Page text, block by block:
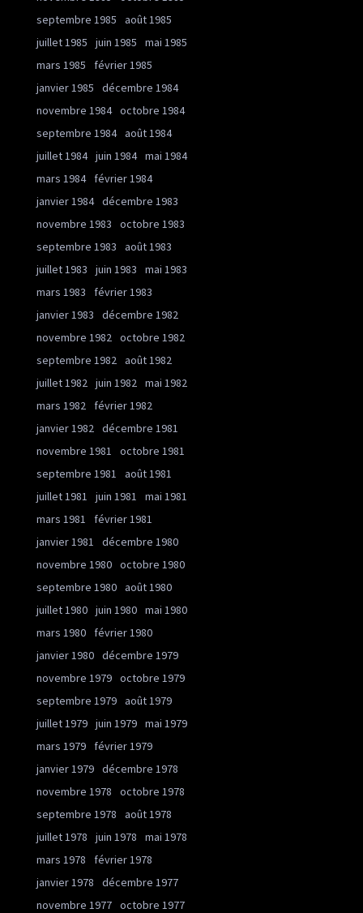
septembre 1985
août 1985
juillet 1985
juin 1985
mai 1985
mars 1985
février 1985
janvier 1985
décembre 1984
novembre 1984 octobre 1984
septembre 1984 août 1984
juillet 1984 juin 1984 mai 1984
mars 1984
février 1984
janvier 1984 décembre 1983
novembre 1983
octobre 1983
septembre 1983
août 1983
juillet 1983
juin 1983
mai 1983
mars 1983
février 1983
janvier 1983
décembre 1982
novembre 1982 octobre 1982
septembre 1982 août 1982
juillet 1982 juin 1982 mai 1982
mars 1982
février 1982
janvier 1982 décembre 1981
novembre 1981
octobre 1981
septembre 1981
août 1981
juillet 1981
juin 1981
mai 1981
mars 1981
février 1981
janvier 1981
décembre 1980
novembre 1980 octobre 1980
septembre 1980 août 1980
juillet 1980 juin 1980 mai 1980
mars 1980
février 1980
janvier 1980 décembre 1979
novembre 1979 octobre 1979
septembre 1979 août 1979
juillet 1979 juin 1979 mai 1979
mars 1979
février 1979
janvier 1979 décembre 1978
novembre 1978
octobre 1978
septembre 1978
août 1978
juillet 1978
juin 1978
mai 1978
mars 1978
février 1978
janvier 1978
décembre 1977
novembre 1977 octobre 1977